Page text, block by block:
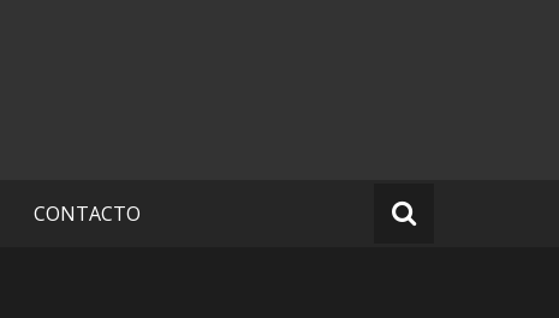
CONTACTO